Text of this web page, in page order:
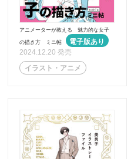
アニメーターが教える 魅力的な女子
の描き方 ミニ帖
2024.12.20 発売
イラスト・アニメ